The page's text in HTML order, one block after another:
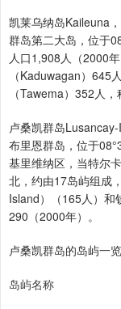
凯莱乌纳岛Kaileuna
群岛第二大岛，位于
人口1,908人（2000
（Kaduwagan）645
（Tawema）352人
卢桑凯群岛
布里恩群岛，位于
基里维纳区，当特尔
北，约由17岛屿组成
Island）（165人）和
290（2000年）。
卢桑凯群岛的岛屿一览
岛屿名称